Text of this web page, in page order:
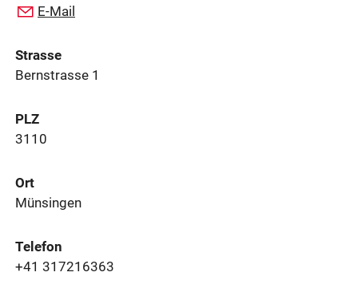
E-Mail
Strasse
Bernstrasse 1
PLZ
3110
Ort
Münsingen
Telefon
+41 317216363